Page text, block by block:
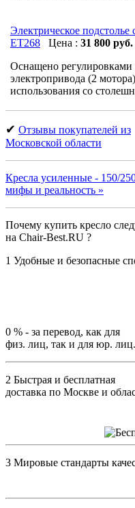
Электрическое
ET268 Цена : 31 800 руб.
Оснащено
электропpивода (2
использования со
✔ Отзывы покупателей из
Московской области
Кресла усиленные - 150/
мифы и реальность »
Почему купить кресло
на Chair-Best.RU ?
1 Удобные и безопасные
0 % - за перевод, как для
физ. лиц, так и для юр. лиц.
2 Быстрая и бесплатная
доставка по Москве и
3 Мировые стандарты